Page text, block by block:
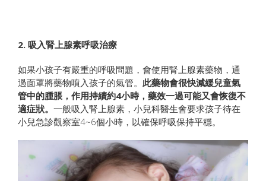
2. 吸入腎上腺素呼吸治療
如果小孩子有嚴重的呼吸問題，會使用腎上腺素藥物，通
過面罩將藥物噴入孩子的氣管。 此藥物會很快減緩兒童氣
管中的腫脹，作用持續約4小時，藥效一過可能又會恢復不
適症狀。 一般吸入腎上腺素，小兒科醫生會要求孩子待在
小兒急診觀察室4~6個小時，以確保呼吸保持平穩。